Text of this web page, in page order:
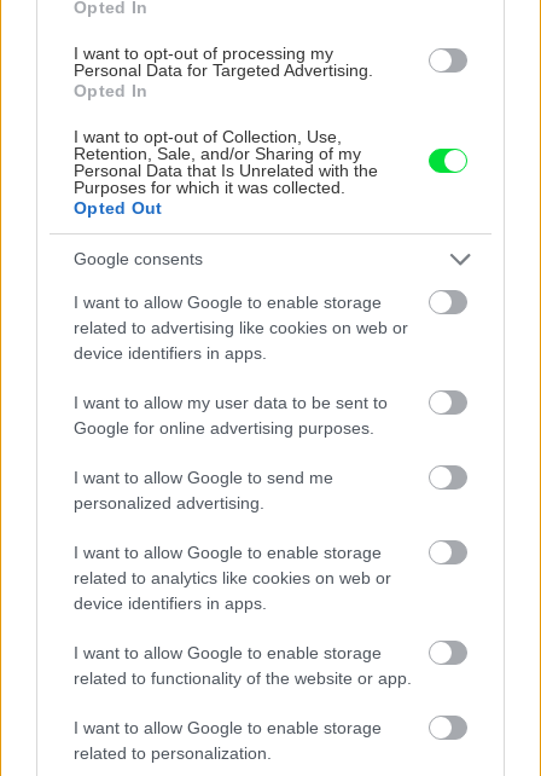
Opted In
I want to opt-out of processing my
Personal Data for Targeted Advertising.
Opted In
I want to opt-out of Collection, Use,
Retention, Sale, and/or Sharing of my
Personal Data that Is Unrelated with the
Purposes for which it was collected.
Opted Out
Google consents
I want to allow Google to enable storage
related to advertising like cookies on web or
device identifiers in apps.
I want to allow my user data to be sent to
Google for online advertising purposes.
I want to allow Google to send me
personalized advertising.
I want to allow Google to enable storage
related to analytics like cookies on web or
device identifiers in apps.
I want to allow Google to enable storage
related to functionality of the website or app.
I want to allow Google to enable storage
related to personalization.
KOMENTÁRE
JAROSLAVANCA
5. apríla 2019 o 6:26
Ako sa potom zbavíš toho chrobáka ak sa premnoži?
——–jednoducho nasadiš tam potom krtka!
Odpovedať
5. apríla 2019 o 7:28
Najlepsie sa uistite, ze je to krtko tak, ze ho tresnete
rylom (aj motyka funguje) po hlave a porovnate s
Toto je zaroven aj jediny spolahlivy sposob, ako sa ho
zbavit.
1977
6. apríla 2019 o 12:47
praxe
Odpovedať
aa
Mne sa paci ta pasca na krtka, ze ked tam vojde
supne sa to dole a z hlavicky mu ostane placka.
janko hrasko
5. apríla 2019 o 15:54
Použitie karbidu….vyhodených 5 Eu!!!